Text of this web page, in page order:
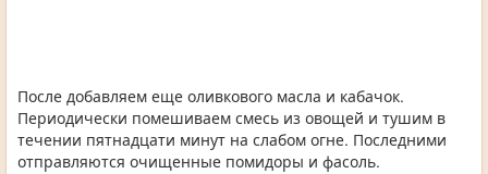
После добавляем еще оливкового масла и кабачок.
Периодически помешиваем смесь из овощей и тушим в
течении пятнадцати минут на слабом огне. Последними
отправляются очищенные помидоры и фасоль.